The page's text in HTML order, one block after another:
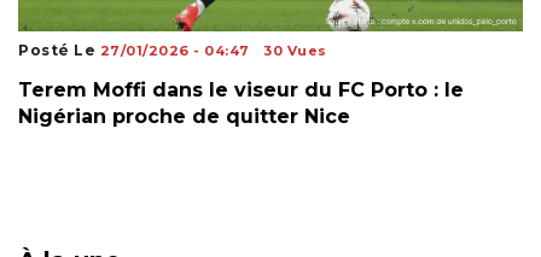
Posté Le 27/01/2026 - 04:47 30 Vues
Terem Moffi dans le viseur du FC Porto : le
Nigérian proche de quitter Nice